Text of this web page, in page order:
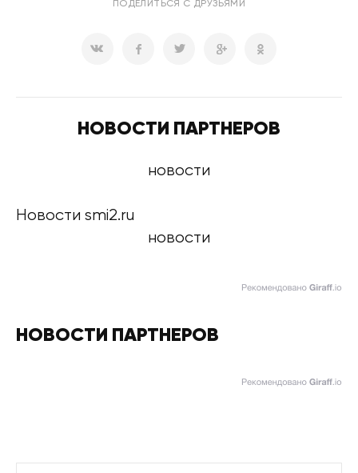
ПОДЕЛИТЬСЯ С ДРУЗЬЯМИ
НОВОСТИ ПАРТНЕРОВ
новости
Новости smi2.ru
новости
НОВОСТИ ПАРТНЕРОВ